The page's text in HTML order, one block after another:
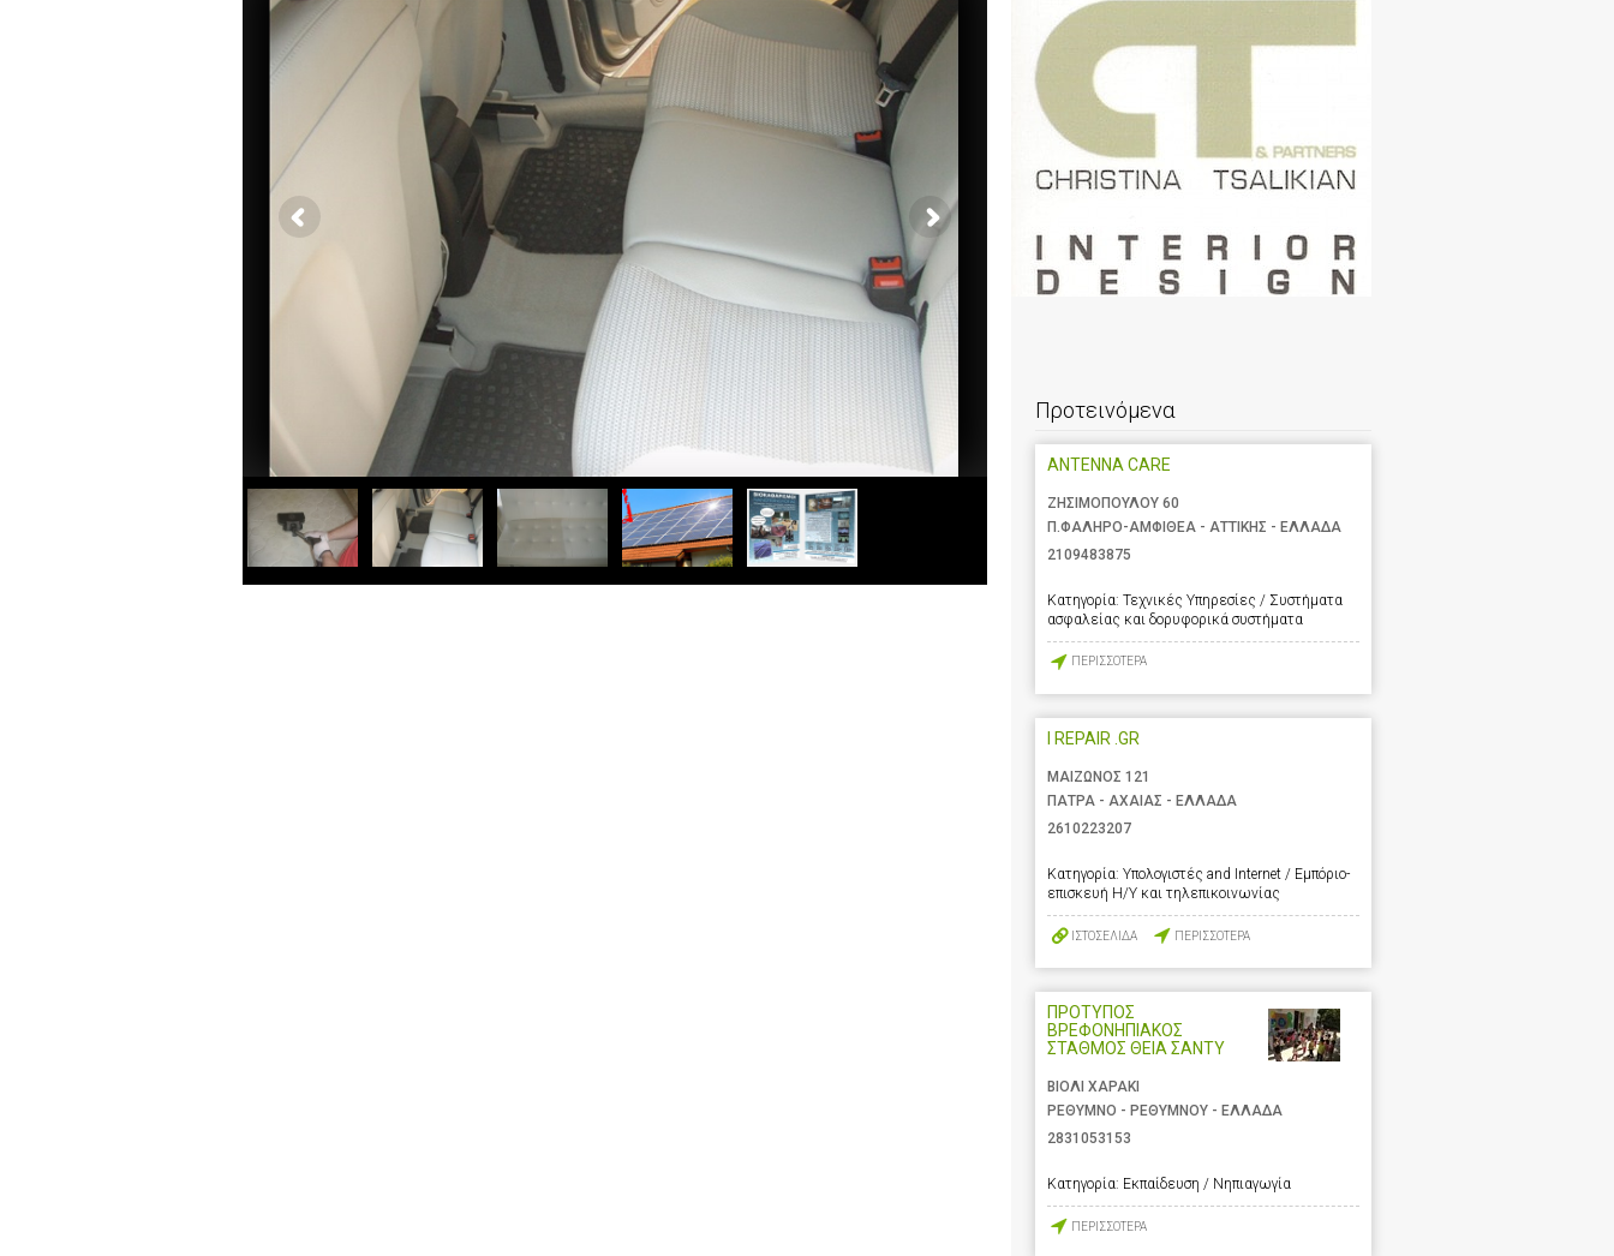
Προτεινόμενα
ANTENNA CARE
ΖΗΣΙΜΟΠΟΥΛΟΥ 60
Π.ΦΑΛΗΡΟ-ΑΜΦΙΘΕΑ - ΑΤΤΙΚΗΣ - ΕΛΛΑΔΑ
2109483875
Κατηγορία: Τεχνικές Υπηρεσίες / Συστήματα
ασφαλείας και δορυφορικά συστήματα
ΠΕΡΙΣΣΟΤΕΡΑ
I REPAIR .GR
ΜΑΙΖΩΝΟΣ 121
ΠΑΤΡΑ - ΑΧΑΙΑΣ - ΕΛΛΑΔΑ
2610223207
Κατηγορία: Υπολογιστές and Internet / Εμπόριο-
επισκευή Η/Υ και τηλεπικοινωνίας
ΙΣΤΟΣΕΛΙΔΑ ΠΕΡΙΣΣΟΤΕΡΑ
ΠΡΟΤΥΠΟΣ
ΒΡΕΦΟΝΗΠΙΑΚΟΣ
ΣΤΑΘΜΟΣ ΘΕΙΑ ΣΑΝΤΥ
ΒΙΟΛΙ ΧΑΡΑΚΙ
ΡΕΘΥΜΝΟ - ΡΕΘΥΜΝΟΥ - ΕΛΛΑΔΑ
2831053153
Κατηγορία: Εκπαίδευση / Νηπιαγωγία
ΠΕΡΙΣΣΟΤΕΡΑ